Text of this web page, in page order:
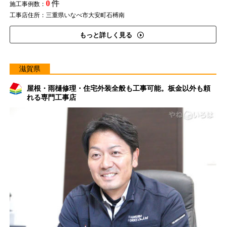
施工事例数： 0件
工事店住所：三重県いなべ市大安町石榑南
もっと詳しく見る
滋賀県
屋根・雨樋修理・住宅外装全般も工事可能。板金以外も頼
れる専門工事店